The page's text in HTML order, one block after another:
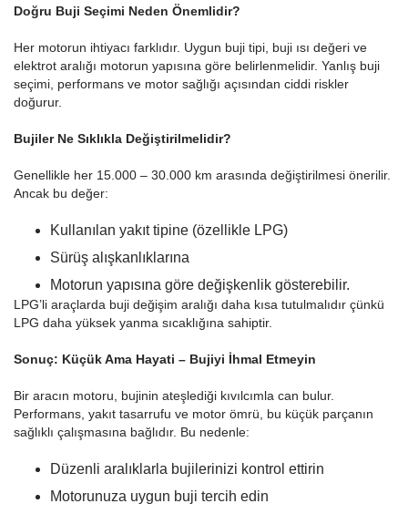
Doğru Buji Seçimi Neden Önemlidir?
Her motorun ihtiyacı farklıdır. Uygun buji tipi, buji ısı değeri ve
elektrot aralığı motorun yapısına göre belirlenmelidir. Yanlış buji
seçimi, performans ve motor sağlığı açısından ciddi riskler
doğurur.
Bujiler Ne Sıklıkla Değiştirilmelidir?
Genellikle her 15.000 – 30.000 km arasında değiştirilmesi önerilir.
Ancak bu değer:
Kullanılan yakıt tipine (özellikle LPG)
Sürüş alışkanlıklarına
Motorun yapısına göre değişkenlik gösterebilir.
LPG’li araçlarda buji değişim aralığı daha kısa tutulmalıdır çünkü
LPG daha yüksek yanma sıcaklığına sahiptir.
Sonuç: Küçük Ama Hayati – Bujiyi İhmal Etmeyin
Bir aracın motoru, bujinin ateşlediği kıvılcımla can bulur.
Performans, yakıt tasarrufu ve motor ömrü, bu küçük parçanın
sağlıklı çalışmasına bağlıdır. Bu nedenle:
Düzenli aralıklarla bujilerinizi kontrol ettirin
Motorunuza uygun buji tercih edin